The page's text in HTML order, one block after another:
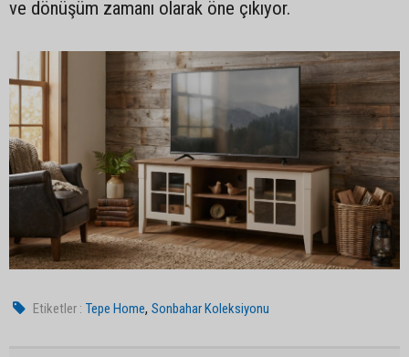
ve dönüşüm zamanı olarak öne çıkıyor.
Etiketler : Tepe Home,Sonbahar Koleksiyonu